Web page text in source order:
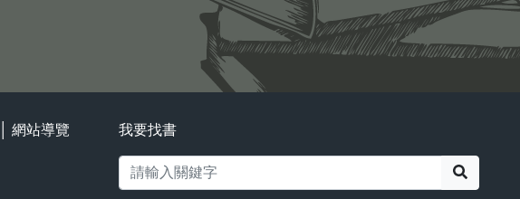
網站導覽 我要找書